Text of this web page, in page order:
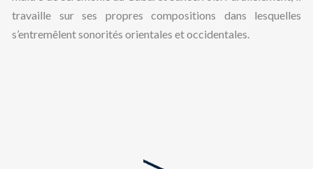
travaille sur ses propres compositions dans lesquelles
s’entremêlent sonorités orientales et occidentales.